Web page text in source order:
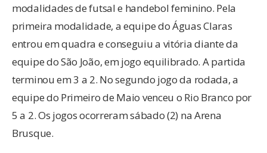
modalidades de futsal e handebol feminino. Pela
primeira modalidade, a equipe do Águas Claras
entrou em quadra e conseguiu a vitória diante da
equipe do São João, em jogo equilibrado. A partida
terminou em 3 a 2. No segundo jogo da rodada, a
equipe do Primeiro de Maio venceu o Rio Branco por
5 a 2. Os jogos ocorreram sábado (2) na Arena
Brusque.